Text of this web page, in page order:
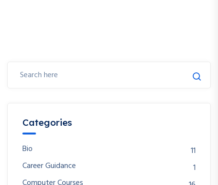
Categories
Bio
11
Career Guidance
1